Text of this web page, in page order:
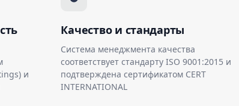
и
Качество и стандарты
Система менеджмента качества
соответствует стандарту ISO 9001:2015 и
подтверждена сертификатом CERT
INTERNATIONAL